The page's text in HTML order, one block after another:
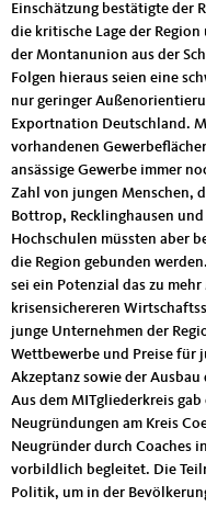
Einschätzung bestätigte der
die kritische Lage der
der Montanunion aus der
Folgen hieraus seien eine
nur geringer
Exportnation Deutschland.
vorhandenen
ansässige Gewerbe immer
Zahl von jungen Menschen,
Bottrop, Recklinghausen
Hochschulen müssten aber
die Region gebunden
sei ein Potenzial das zu
krisensichereren
junge Unternehmen der
Wettbewerbe und Preise für
Akzeptanz sowie der
Aus dem MITgliederkreis
Neugründungen am Kreis
Neugründer durch Coaches
vorbildlich begleitet. Die
Politik, um in der